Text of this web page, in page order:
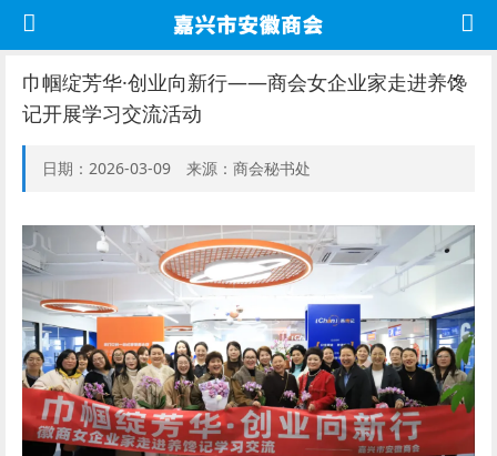
巾帼绽芳华·创业向新行——商会女企业家走进养馋
记开展学习交流活动
日期：2026-03-09 来源：商会秘书处